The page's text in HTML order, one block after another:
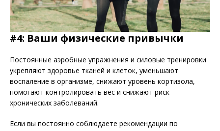
#4: Ваши физические привычки
Постоянные аэробные упражнения и силовые тренировки
укрепляют здоровье тканей и клеток, уменьшают
воспаление в организме, снижают уровень кортизола,
помогают контролировать вес и снижают риск
хронических заболеваний.
Если вы постоянно соблюдаете рекомендации по